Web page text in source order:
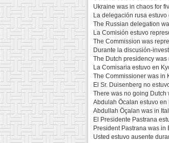
Ukraine was in chaos for
La delegación rusa
The Russian delegation
La Comisión estuvo
The Commission was
Durante la discusión-
The Dutch presidency
La Comisaria estuvo en
The Commissioner was in
El Sr. Duisenberg no
There was no going Dutch
Abdulah Öcalan estuvo en
Abdullah Öçalan was in
El Presidente Pastrana
President Pastrana was in
Usted estuvo ausente